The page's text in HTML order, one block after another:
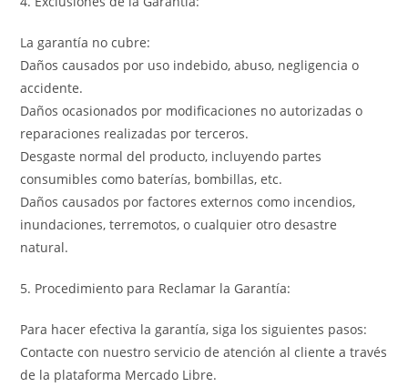
La garantía no cubre:
Daños causados por uso indebido, abuso, negligencia o
accidente.
Daños ocasionados por modificaciones no autorizadas o
reparaciones realizadas por terceros.
Desgaste normal del producto, incluyendo partes
consumibles como baterías, bombillas, etc.
Daños causados por factores externos como incendios,
inundaciones, terremotos, o cualquier otro desastre
natural.
5. Procedimiento para Reclamar la Garantía:
Para hacer efectiva la garantía, siga los siguientes pasos:
Contacte con nuestro servicio de atención al cliente a través
de la plataforma Mercado Libre.